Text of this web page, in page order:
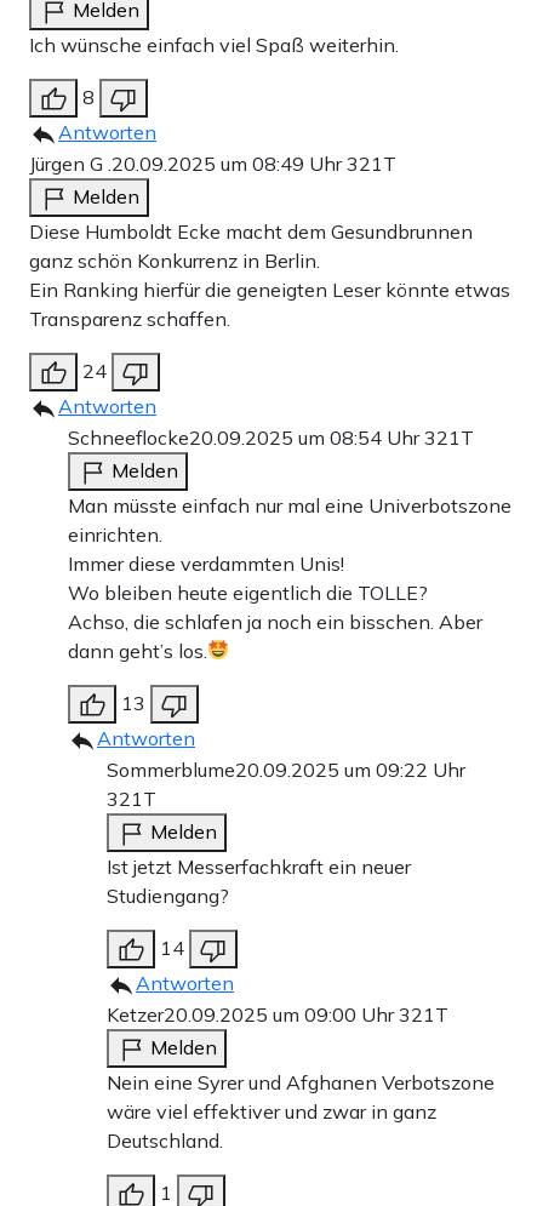
Melden
Ich wünsche einfach viel Spaß weiterhin.
8
Antworten
Jürgen G . 20.09.2025 um 08:49 Uhr321T
Melden
Diese Humboldt Ecke macht dem Gesundbrunnen
ganz schön Konkurrenz in Berlin.
Ein Ranking hierfür die geneigten Leser könnte etwas
Transparenz schaffen.
24
Antworten
Schneeflocke20.09.2025 um 08:54 Uhr321T
Melden
Man müsste einfach nur mal eine Univerbotszone
einrichten.
Immer diese verdammten Unis!
Wo bleiben heute eigentlich die TOLLE?
Achso, die schlafen ja noch ein bisschen. Aber
dann geht’s los.
13
Antworten
Sommerblume20.09.2025 um 09:22 Uhr
321T
Melden
Ist jetzt Messerfachkraft ein neuer
Studiengang?
14
Antworten
Ketzer20.09.2025 um 09:00 Uhr321T
Melden
Nein eine Syrer und Afghanen Verbotszone
wäre viel effektiver und zwar in ganz
Deutschland.
1